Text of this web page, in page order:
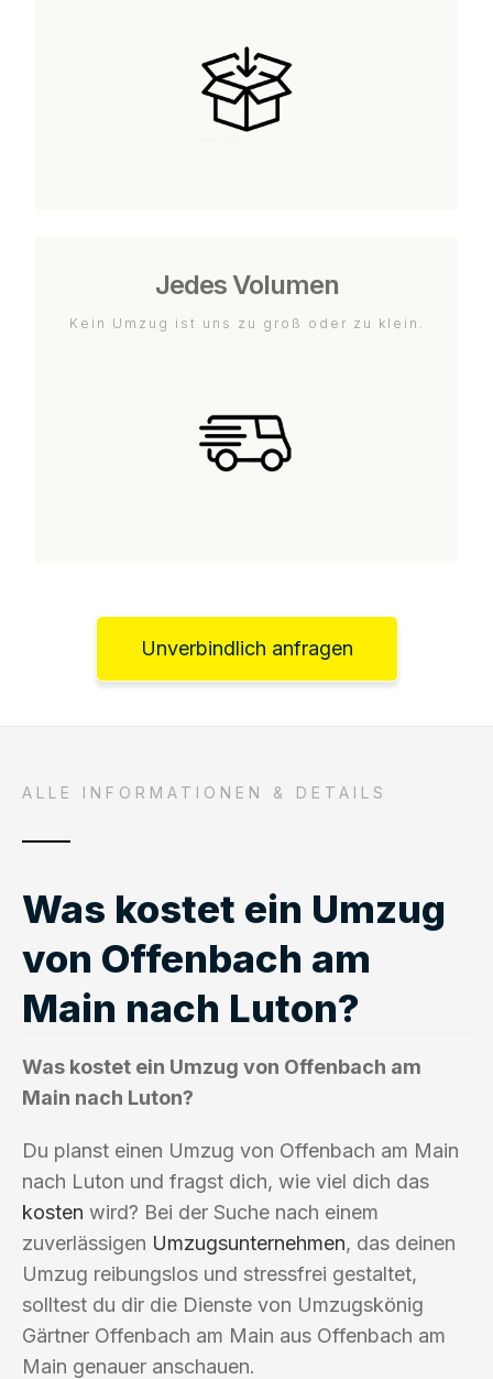
Jedes Volumen
Kein Umzug ist uns zu groß oder zu klein.
Unverbindlich anfragen
ALLE INFORMATIONEN & DETAILS
Was kostet ein Umzug
von Offenbach am
Main nach Luton?
Was kostet ein Umzug von Offenbach am
Main nach Luton?
Du planst einen Umzug von Offenbach am Main
nach Luton und fragst dich, wie viel dich das
kosten wird? Bei der Suche nach einem
zuverlässigen Umzugsunternehmen, das deinen
Umzug reibungslos und stressfrei gestaltet,
solltest du dir die Dienste von Umzugskönig
Gärtner Offenbach am Main aus Offenbach am
Main genauer anschauen.